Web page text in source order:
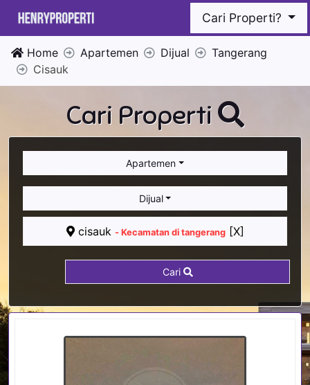
Cari Properti?
Home Apartemen Dijual
Tangerang
Cisauk
Cari Properti
Apartemen
Dijual
cisauk - Kecamatan di tangerang[X]
Cari